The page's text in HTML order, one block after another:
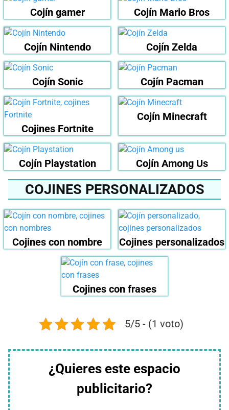
Cojín gamer Cojín Mario Bros
Cojín Nintendo Cojín Zelda
Cojín Sonic Cojín Pacman
Cojines Fortnite
Cojín Minecraft
Cojín Playstation Cojín Among Us
COJINES PERSONALIZADOS
Cojines con nombre Cojines personalizados
Cojines con frases
5/5 - (1 voto)
¿Quieres este espacio
publicitario?